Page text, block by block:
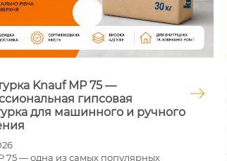
Knauf MP 75 —
гипсовая
для машинного и ручного
75 — одна из самых популярных